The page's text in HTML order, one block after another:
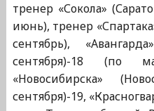
тренер «Сокола»
июнь), тренер
сентябрь),
сентября)-18 (по
«Новосибирска»
сентября)-19,